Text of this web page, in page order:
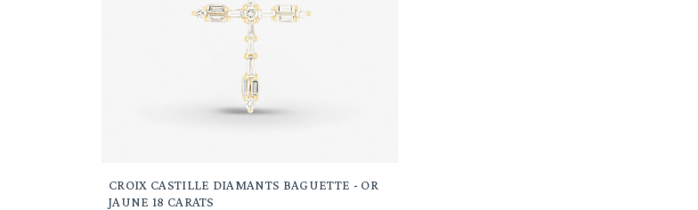
CROIX CASTILLE DIAMANTS BAGUETTE - OR
JAUNE 18 CARATS